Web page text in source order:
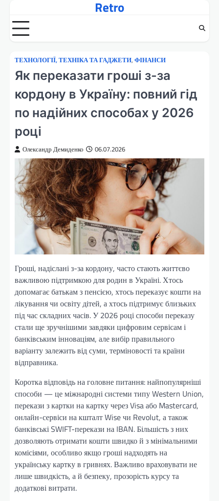
вмісту
Retro
ТЕХНОЛОГІЇ, ТЕХНІКА ТА ГАДЖЕТИ, ФІНАНСИ
Як переказати гроші з-за
кордону в Україну: повний гід
по надійних способах у 2026
році
Олександр Демиденко 06.07.2026
Гроші, надіслані з-за кордону, часто стають життєво
важливою підтримкою для родин в Україні. Хтось
допомагає батькам з пенсією, хтось переказує кошти на
лікування чи освіту дітей, а хтось підтримує близьких
під час складних часів. У 2026 році способи переказу
стали ще зручнішими завдяки цифровим сервісам і
банківським інноваціям, але вибір правильного
варіанту залежить від суми, терміновості та країни
відправника.
Коротка відповідь на головне питання: найпопулярніші
способи — це міжнародні системи типу Western Union,
перекази з картки на картку через Visa або Mastercard,
онлайн-сервіси на кшталт Wise чи Revolut, а також
банківські SWIFT-перекази на IBAN. Більшість з них
дозволяють отримати кошти швидко й з мінімальними
комісіями, особливо якщо гроші надходять на
українську картку в гривнях. Важливо враховувати не
лише швидкість, а й безпеку, прозорість курсу та
додаткові витрати.